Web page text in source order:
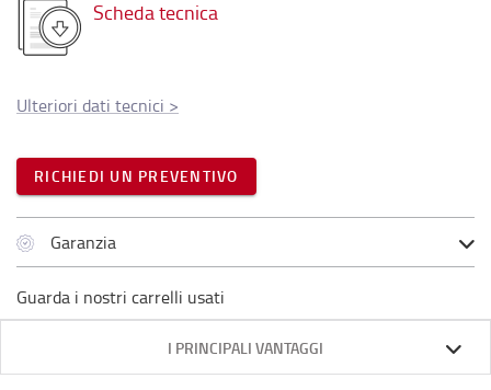
Scheda tecnica
Ulteriori dati tecnici >
RICHIEDI UN PREVENTIVO
Garanzia
Guarda i nostri carrelli usati
I PRINCIPALI VANTAGGI